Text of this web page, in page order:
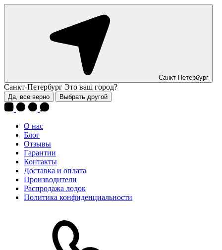
Санкт-Петербург
Санкт-Петербург Это ваш город?
Да, все верно Выбрать другой
О нас
Блог
Отзывы
Гарантии
Контакты
Доставка и оплата
Производители
Распродажа лодок
Политика конфиденциальности